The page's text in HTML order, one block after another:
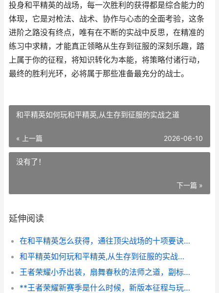
投身和平精英的战场，每一次胜利的获得都是综合能力的
体现，它是对枪法、战术、协作与心态的全面考验，这条
进阶之路没有终点，唯有在不断的实战中反思，在精准的
练习中求精，才能真正领略从生存到征服的深刻乐趣，踏
上属于你的征程，将知识转化为本能，将策略付诸行动，
最终的胜利光环，必将属于那些准备最充分的战士。
和平精英如何玩和平精英,从生存到征服的实战之道
« 上一篇 2026-06-10
没有了！
下一篇 »
延伸阅读
在和平精英怎么获得，通往顶尖战场的十项要诀，副标题超越生存的艺术进阶之路
和平精英如何玩和平精英,从生存到征服的实战之道
王者荣耀小乔出装，扇舞春秋的法师之道，副标题，从核心到变奏的装备哲学
**王者荣耀新赛季是什么时候，新版本征程与玩家期待**